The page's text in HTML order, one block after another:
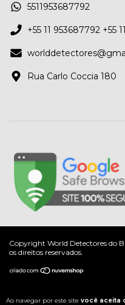
Ao navegar por este site você aceita
5511953687792
+55 11 953687792 +55
Rua Carlo Coccia 180
Copyright World Detectores do
os direitos reservados.